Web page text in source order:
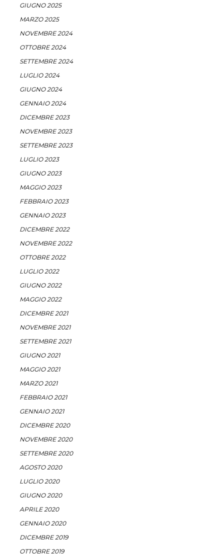
GIUGNO 2025
MARZO 2025
NOVEMBRE 2024
OTTOBRE 2024
SETTEMBRE 2024
LUGLIO 2024
GIUGNO 2024
GENNAIO 2024
DICEMBRE 2023
NOVEMBRE 2023
SETTEMBRE 2023
LUGLIO 2023
GIUGNO 2023
MAGGIO 2023
FEBBRAIO 2023
GENNAIO 2023
DICEMBRE 2022
NOVEMBRE 2022
OTTOBRE 2022
LUGLIO 2022
GIUGNO 2022
MAGGIO 2022
DICEMBRE 2021
NOVEMBRE 2021
SETTEMBRE 2021
GIUGNO 2021
MAGGIO 2021
MARZO 2021
FEBBRAIO 2021
GENNAIO 2021
DICEMBRE 2020
NOVEMBRE 2020
SETTEMBRE 2020
AGOSTO 2020
LUGLIO 2020
GIUGNO 2020
APRILE 2020
GENNAIO 2020
DICEMBRE 2019
OTTOBRE 2019